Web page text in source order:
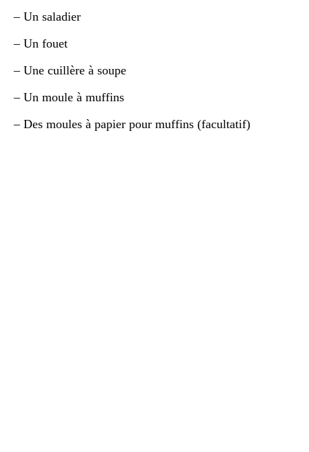
– Un saladier
– Un fouet
– Une cuillère à soupe
– Un moule à muffins
– Des moules à papier pour muffins (facultatif)